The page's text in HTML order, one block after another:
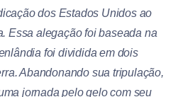
dos Estados Unidos ao
Essa alegação foi baseada na
foi dividida em dois
Abandonando sua tripulação,
jornada pelo gelo com seu